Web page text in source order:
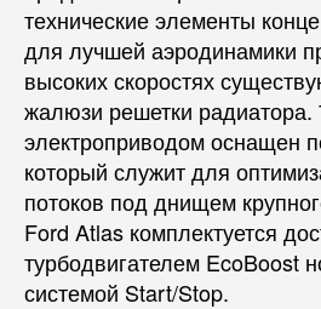
технические элементы
для лучшей аэродинамики
высоких скоростях
жалюзи решетки радиатора.
электроприводом оснащен
который служит для
потоков под днищем
Ford Atlas комплектуется
турбодвигателем EcoBoost
системой Start/Stop.